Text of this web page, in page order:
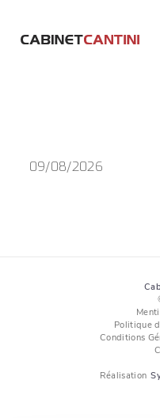
09/08/2026
Politique
Conditions
Réalisation